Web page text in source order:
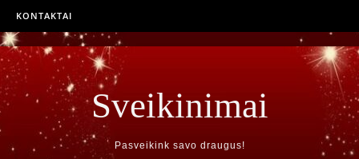
KONTAKTAI
Sveikinimai
Pasveikink savo draugus!